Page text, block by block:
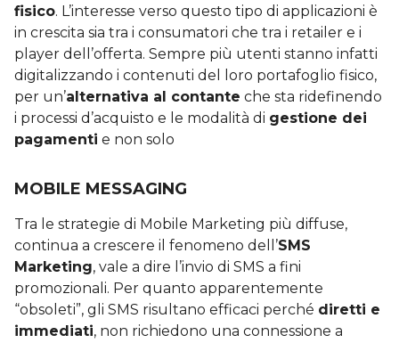
fisico. L’interesse verso questo tipo di applicazioni è
in crescita sia tra i consumatori che tra i retailer e i
player dell’offerta. Sempre più utenti stanno infatti
digitalizzando i contenuti del loro portafoglio fisico,
per un’alternativa al contante che sta ridefinendo
i processi d’acquisto e le modalità di gestione dei
pagamenti e non solo
MOBILE MESSAGING
Tra le strategie di Mobile Marketing più diffuse,
continua a crescere il fenomeno dell’SMS
Marketing, vale a dire l’invio di SMS a fini
promozionali. Per quanto apparentemente
“obsoleti”, gli SMS risultano efficaci perché diretti e
immediati, non richiedono una connessione a